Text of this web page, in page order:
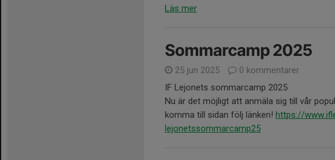
Läs mer
Sommarcamp 2025
25 jun 2025
0 kommentarer
IF Lejonets sommarcamp 2025
Nu är det möjligt att anmäla sig till vår
komma till sidan följ länken! https://
lejonetssommarcamp25